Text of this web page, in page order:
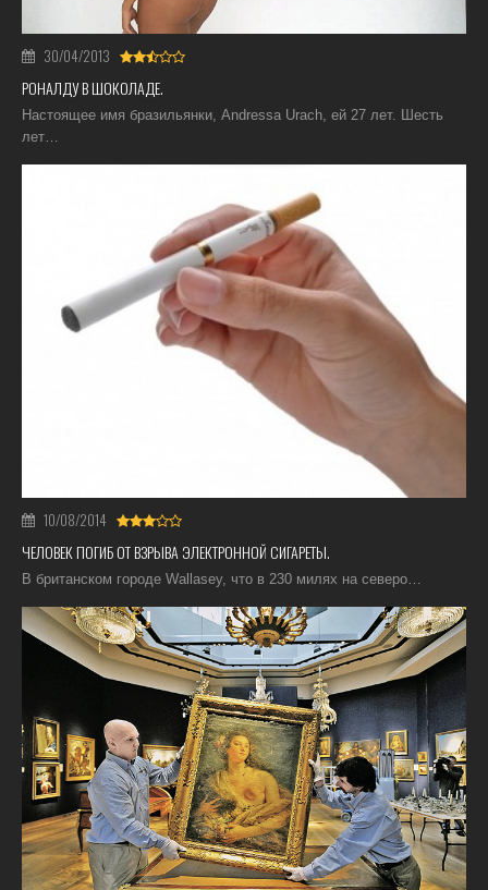
30/04/2013
РОНАЛДУ В ШОКОЛАДЕ.
Настоящее имя бразильянки, Andressa Urach, ей 27 лет. Шесть
лет…
10/08/2014
ЧЕЛОВЕК ПОГИБ ОТ ВЗРЫВА ЭЛЕКТРОННОЙ СИГАРЕТЫ.
В британском городе Wallasey, что в 230 милях на северо…